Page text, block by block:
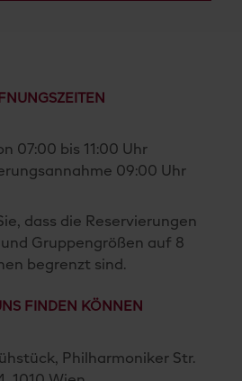
07:00 bis 11:00 Uhr
09:00 Uhr
dass die Reservierungen
Gruppengrößen auf 8
begrenzt sind.
FINDEN KÖNNEN
Philharmoniker Str.